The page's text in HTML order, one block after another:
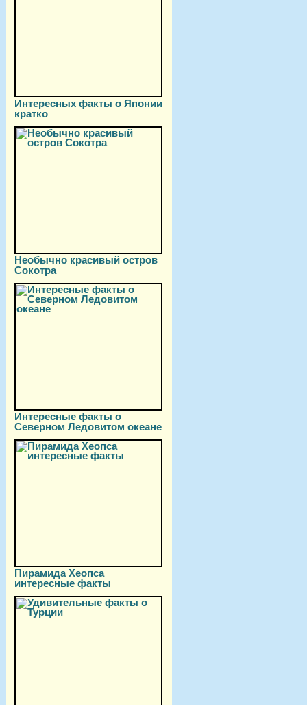
Интересных факты о Японии
кратко
Необычно красивый остров
Сокотра
Интересные факты о
Северном Ледовитом океане
Пирамида Хеопса
интересные факты